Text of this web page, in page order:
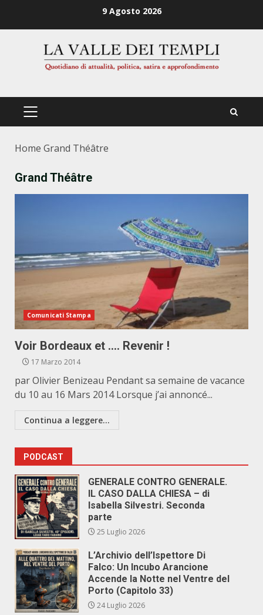
9 Agosto 2026
PRIMÄRES
Home Grand Théâtre
Grand Théâtre
Comunicati Stampa
Voir Bordeaux et …. Revenir !
17 Marzo 2014
par Olivier Benizeau Pendant sa semaine de vacance
du 10 au 16 Mars 2014 Lorsque j’ai annoncé...
Continua a leggere...
PODCAST
GENERALE CONTRO GENERALE.
IL CASO DALLA CHIESA – di
Isabella Silvestri. Seconda
parte
25 Luglio 2026
L’Archivio dell’Ispettore Di
Falco: Un Incubo Arancione
Accende la Notte nel Ventre del
Porto (Capitolo 33)
24 Luglio 2026